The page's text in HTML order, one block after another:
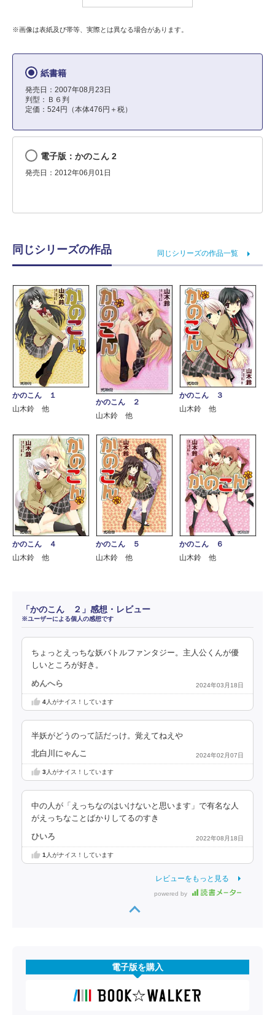
※画像は表紙及び帯等、実際とは異なる場合があります。
紙書籍
発売日：2007年08月23日
判型：Ｂ６判
定価：524円（本体476円＋税）
電子版：かのこん 2
発売日：2012年06月01日
同じシリーズの作品 同じシリーズの作品一覧
かのこん １
山木鈴 他
かのこん ２
山木鈴 他
かのこん ３
山木鈴 他
かのこん ４
山木鈴 他
かのこん ５
山木鈴 他
かのこん ６
山木鈴 他
「かのこん ２」感想・レビュー
※ユーザーによる個人の感想です
ちょっとえっちな妖バトルファンタジー。主人公くんが優
しいところが好き。
めんへら 2024年03月18日
4人がナイス！しています
半妖がどうのって話だっけ。覚えてねえや
北白川にゃんこ 2024年02月07日
3人がナイス！しています
中の人が「えっちなのはいけないと思います」で有名な人
がえっちなことばかりしてるのすき
ひいろ 2022年08月18日
1 人がナイス！しています
レビューをもっと見る
powered by
電子版を購入